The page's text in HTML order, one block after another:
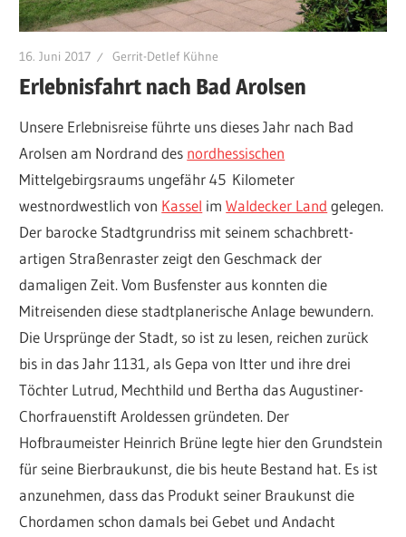
16. Juni 2017 Gerrit-Detlef Kühne
Erlebnisfahrt nach Bad Arolsen
Unsere Erlebnisreise führte uns dieses Jahr nach Bad
Arolsen am Nordrand des nordhessischen
Mittelgebirgsraums ungefähr 45 Kilometer
westnordwestlich von Kassel imWaldecker Land gelegen.
Der barocke Stadtgrundriss mit seinem schachbrett-
artigen Straßenraster zeigt den Geschmack der
damaligen Zeit. Vom Busfenster aus konnten die
Mitreisenden diese stadtplanerische Anlage bewundern.
Die Ursprünge der Stadt, so ist zu lesen, reichen zurück
bis in das Jahr 1131, als Gepa von Itter und ihre drei
Töchter Lutrud, Mechthild und Bertha das Augustiner-
Chorfrauenstift Aroldessen gründeten. Der
Hofbraumeister Heinrich Brüne legte hier den Grundstein
für seine Bierbraukunst, die bis heute Bestand hat. Es ist
anzunehmen, dass das Produkt seiner Braukunst die
Chordamen schon damals bei Gebet und Andacht